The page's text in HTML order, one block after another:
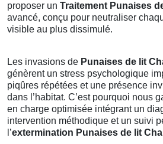
proposer un Traitement Punaises
avancé, conçu pour neutraliser
visible au plus dissimulé.
Les invasions de Punaises de lit
génèrent un stress psychologique
piqûres répétées et une présence
dans l’habitat. C’est pourquoi nous
en charge optimisée intégrant un
intervention méthodique et un suivi
l’extermination Punaises de lit